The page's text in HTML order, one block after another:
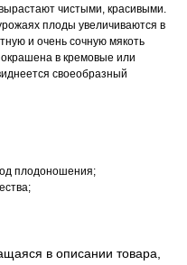
чистыми, красивыми.
плоды увеличиваются в
и очень сочную мякоть
в кремовые или
своеобразный
плодоношения;
в описании товара,